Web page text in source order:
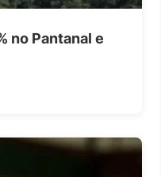
no Pantanal e